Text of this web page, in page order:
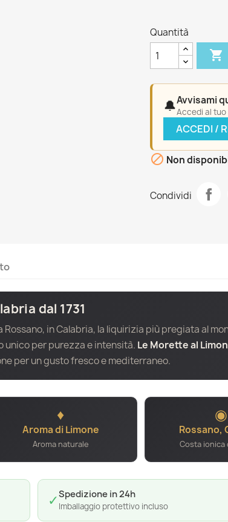
Quantità

🔔Avvisami
Accedi al
ACCEDI /
 Non
Condividi
dal 1731
Rossano, in Calabria, la liquirizia più pregiata al
unico per purezza e intensità. Le Morette al
per un gusto fresco e mediterraneo.
♦
Aroma di Limone
Aroma naturale
◉
Rossano,
Costa ionica
✓Spedizione in 24h
Imballaggio protettivo incluso